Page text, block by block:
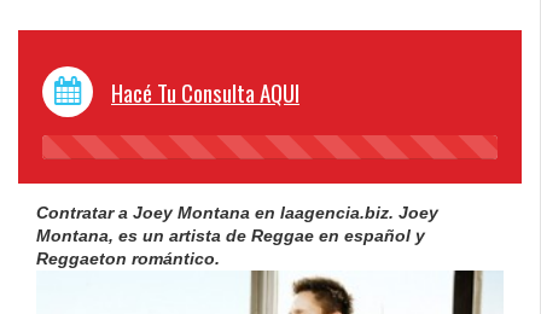
Hacé Tu Consulta AQUI
45%
Contratar a Joey Montana en laagencia.biz. Joey
Montana, es un artista de Reggae en español y
Reggaeton romántico.